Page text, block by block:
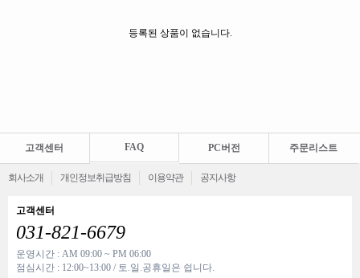
등록된 상품이 없습니다.
고객센터 FAQ PC버전 주문리스트
회사소개 개인정보취급방침 이용약관 공지사항
고객센터
031-821-6679
운영시간 : AM 09:00 ~ PM 06:00
점심시간 : 12:00~13:00 / 토.일.공휴일은 쉽니다.